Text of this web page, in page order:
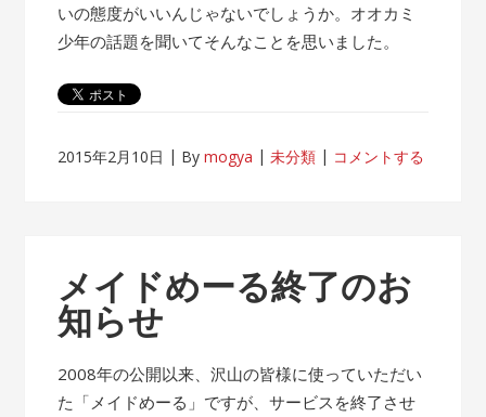
いの態度がいいんじゃないでしょうか。オオカミ
少年の話題を聞いてそんなことを思いました。
2015年2月10日 Bymogya 未分類 コメントする
メイドめーる終了のお
知らせ
2008年の公開以来、沢山の皆様に使っていただい
た「メイドめーる」ですが、サービスを終了させ